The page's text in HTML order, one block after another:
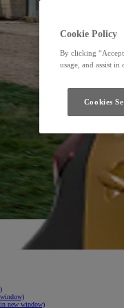
new window)
Cookie Policy
By clicking
usage, and assist
Cookies